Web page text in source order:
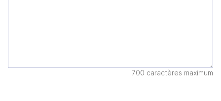
700 caractères maximum